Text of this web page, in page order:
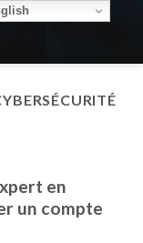
en
un compte